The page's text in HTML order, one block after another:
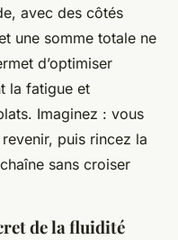
avec des côtés
une somme totale ne
d’optimiser
la fatigue et
Imaginez : vous
puis rincez la
sans croiser
de la fluidité